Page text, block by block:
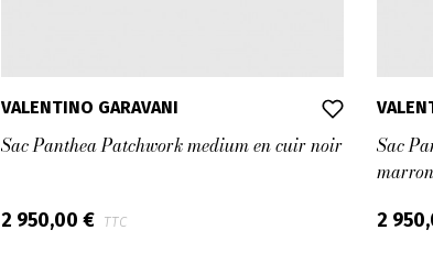
VALENTINO GARAVANI
Sac Panthea Patchwork medium en cuir noir
2 950,00 € TTC
Sac
marron
2